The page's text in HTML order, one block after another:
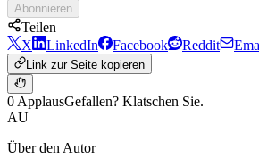
Abonnieren
Teilen
X
LinkedIn Facebook Reddit
Link zur Seite kopieren
0 ApplausGefallen? Klatschen Sie.
AU
Über den Autor